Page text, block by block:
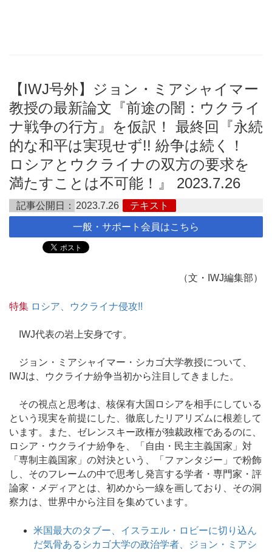
【IWJ号外】ジョン・ミアシャイマー
教授の最新論文『前途の闇：ウクライ
ナ戦争の行方』を仮訳！ 最終回『永続
的な和平は実現せず!! 紛争は続く！
ロシアとウクライナの双方の要求を
満たすことは不可能！』 2023.7.26
記事公開日： 2023.7.26 テキスト
一般・サポート会員はこちら
（文・IWJ編集部）
特集 ロシア、ウクライナ侵攻!!
IWJ代表の岩上安身です。
ジョン・ミアシャイマー・シカゴ大学教授について、
IWJは、ウクライナ紛争当初から注目してきました。
その視点と思考は、核保有大国ロシアを相手にしている
という現実を前提にした、徹底したリアリズムに根差して
います。また、ゼレンスキー政権が独裁政権であるのに、
ロシア・ウクライナ紛争を、「自由・民主主義国家」対
「専制主義国家」の対決という、「ファンタジー」で粉飾
し、そのフレームの中で思考し発言する学者・専門家・評
論家・メディアとは、初めから一線を画しており、その洞
察力は、世界中から注目を集めています。
米国最大のタブー、イスラエル・ロビーに切り込ん
だ気骨あるシカゴ大学の政治学者、ジョン・ミアシ